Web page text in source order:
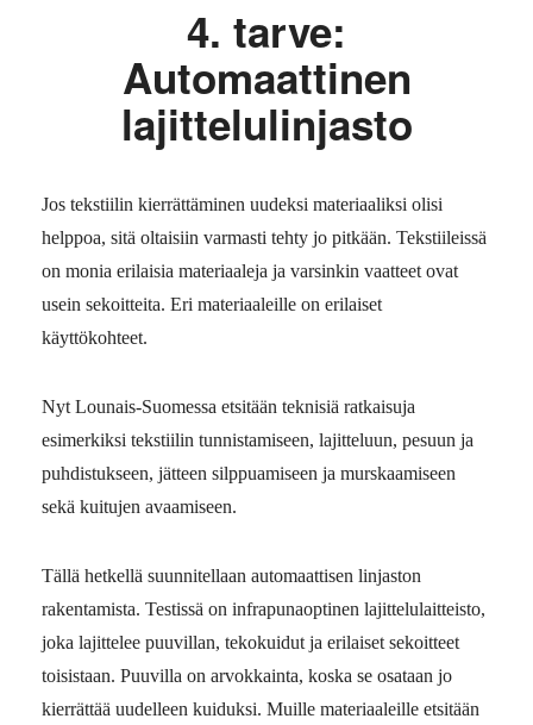
4. tarve:
Automaattinen
lajittelulinjasto
Jos tekstiilin kierrättäminen uudeksi materiaaliksi olisi
helppoa, sitä oltaisiin varmasti tehty jo pitkään. Tekstiileissä
on monia erilaisia materiaaleja ja varsinkin vaatteet ovat
usein sekoitteita. Eri materiaaleille on erilaiset
käyttökohteet.
Nyt Lounais-Suomessa etsitään teknisiä ratkaisuja
esimerkiksi tekstiilin tunnistamiseen, lajitteluun, pesuun ja
puhdistukseen, jätteen silppuamiseen ja murskaamiseen
sekä kuitujen avaamiseen.
Tällä hetkellä suunnitellaan automaattisen linjaston
rakentamista. Testissä on infrapunaoptinen lajittelulaitteisto,
joka lajittelee puuvillan, tekokuidut ja erilaiset sekoitteet
toisistaan. Puuvilla on arvokkainta, koska se osataan jo
kierrättää uudelleen kuiduksi. Muille materiaaleille etsitään